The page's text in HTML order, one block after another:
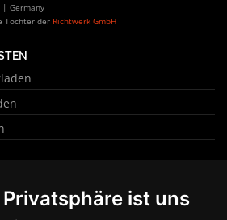
ist uns
| Germany
Tochter der Richtwerk GmbH